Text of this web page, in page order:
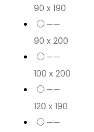
90 x 190
——
90 x 200
——
100 x 200
——
120 x 190
——